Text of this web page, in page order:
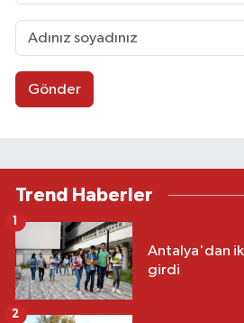
Gönder
Trend Haberler
Antalya'dan
girdi
1
2